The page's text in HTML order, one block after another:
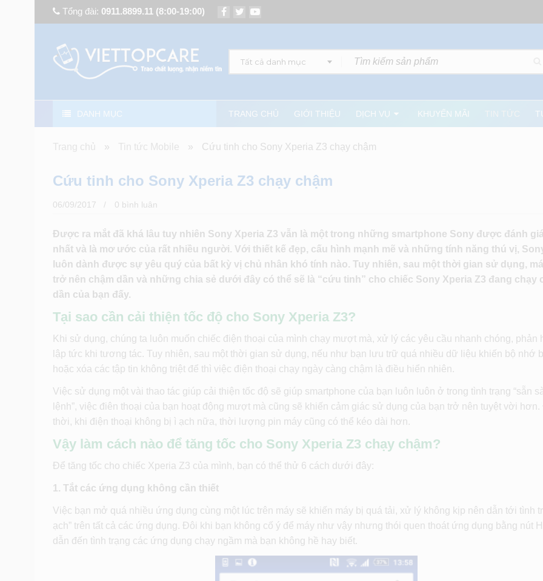
Tổng đài: 0911.8899.11 (8:00-19:00)
Tất cả danh mục
DANH MỤC TRANG CHỦ GIỚI THIỆU DỊCH VỤ KHUYẾN MÃI TIN TỨC
Trang chủ » Tin tức Mobile » Cứu tinh cho Sony Xperia Z3 chạy chậm
Cứu tinh cho Sony Xperia Z3 chạy chậm
06/09/2017 0 bình luân
Được ra mắt đã khá lâu tuy nhiên Sony Xperia Z3 vẫn là một trong những smartphone Sony được đánh
nhất và là mơ ước của rất nhiều người. Với thiết kế đẹp, cấu hình mạnh mẽ và những tính năng thú vị,
luôn dành được sự yêu quý của bất kỳ vị chủ nhân khó tính nào. Tuy nhiên, sau một thời gian sử dụng,
trở nên chậm dần và những chia sẻ dưới đây có thể sẽ là “cứu tinh” cho chiếc Sony Xperia Z3 đang chạy
dần của bạn đấy.
Tại sao cần cải thiện tốc độ cho Sony Xperia Z3?
Khi sử dụng, chúng ta luôn muốn chiếc điện thoại của mình chạy mượt mà, xử lý các yêu cầu nhanh chóng, phản
lập tức khi tương tác. Tuy nhiên, sau một thời gian sử dụng, nếu như bạn lưu trữ quá nhiều dữ liệu khiến bộ nhớ
hoặc xóa các tập tin không triệt để thì việc điện thoại chạy ngày càng chậm là điều hiển nhiên.
Việc sử dụng một vài thao tác giúp cải thiện tốc độ sẽ giúp smartphone của bạn luôn luôn ở trong tình trạng “sẵn
lệnh”, việc điên thoại của bạn hoạt động mượt mà cũng sẽ khiến cảm giác sử dụng của bạn trở nên tuyệt vời
thời, khi điện thoại không bị ì ạch nữa, thời lượng pin máy cũng có thể kéo dài hơn.
Vậy làm cách nào để tăng tốc cho Sony Xperia Z3 chạy chậm?
Để tăng tốc cho chiếc Xperia Z3 của mình, bạn có thể thử 6 cách dưới đây:
1. Tắt các ứng dụng không cần thiết
Việc bạn mở quá nhiều ứng dụng cùng một lúc trên máy sẽ khiến máy bị quá tải, xử lý không kịp nên dẫn tới tình
ạch” trên tất cả các ứng dụng. Đôi khi bạn không cố ý để máy như vậy nhưng thói quen thoát ứng dụng bằng nút
dẫn đến tình trạng các ứng dụng chạy ngầm mà bạn không hề hay biết.